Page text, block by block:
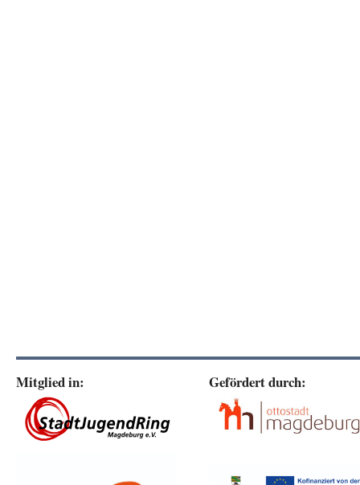
Mitglied in: Gefördert durch: